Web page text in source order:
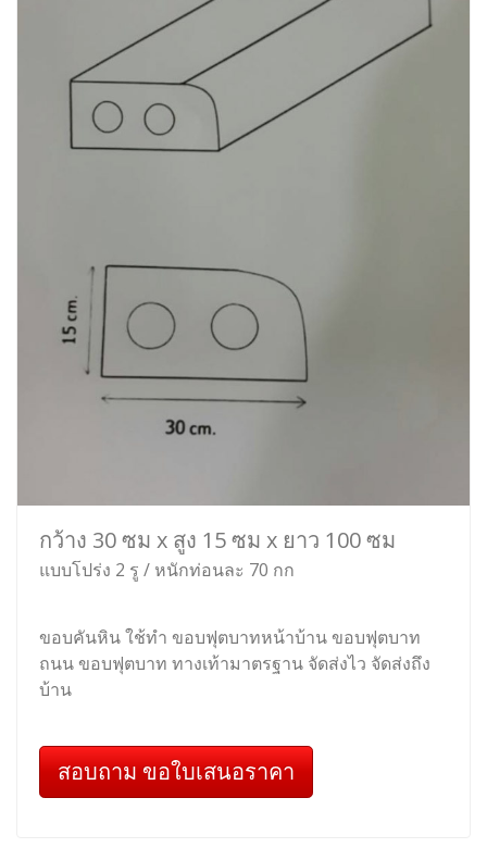
กว้าง 30 ซม x สูง 15 ซม x ยาว 100 ซม
แบบโปร่ง 2 รู / หนักท่อนละ 70 กก
ขอบคันหิน ใช้ทำ ขอบฟุตบาทหน้าบ้าน ขอบฟุตบาท
ถนน ขอบฟุตบาท ทางเท้ามาตรฐาน จัดส่งไว จัดส่งถึง
บ้าน
สอบถาม ขอใบเสนอราคา